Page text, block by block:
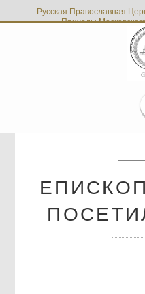
Русская Православная
Приходы